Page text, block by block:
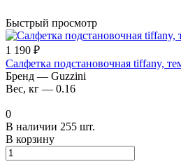
Быстрый просмотр
1 190 ₽
Салфетка подстановочная tiffany,
Бренд — Guzzini
Вес, кг — 0.16
0
В наличии 255 шт.
В корзину